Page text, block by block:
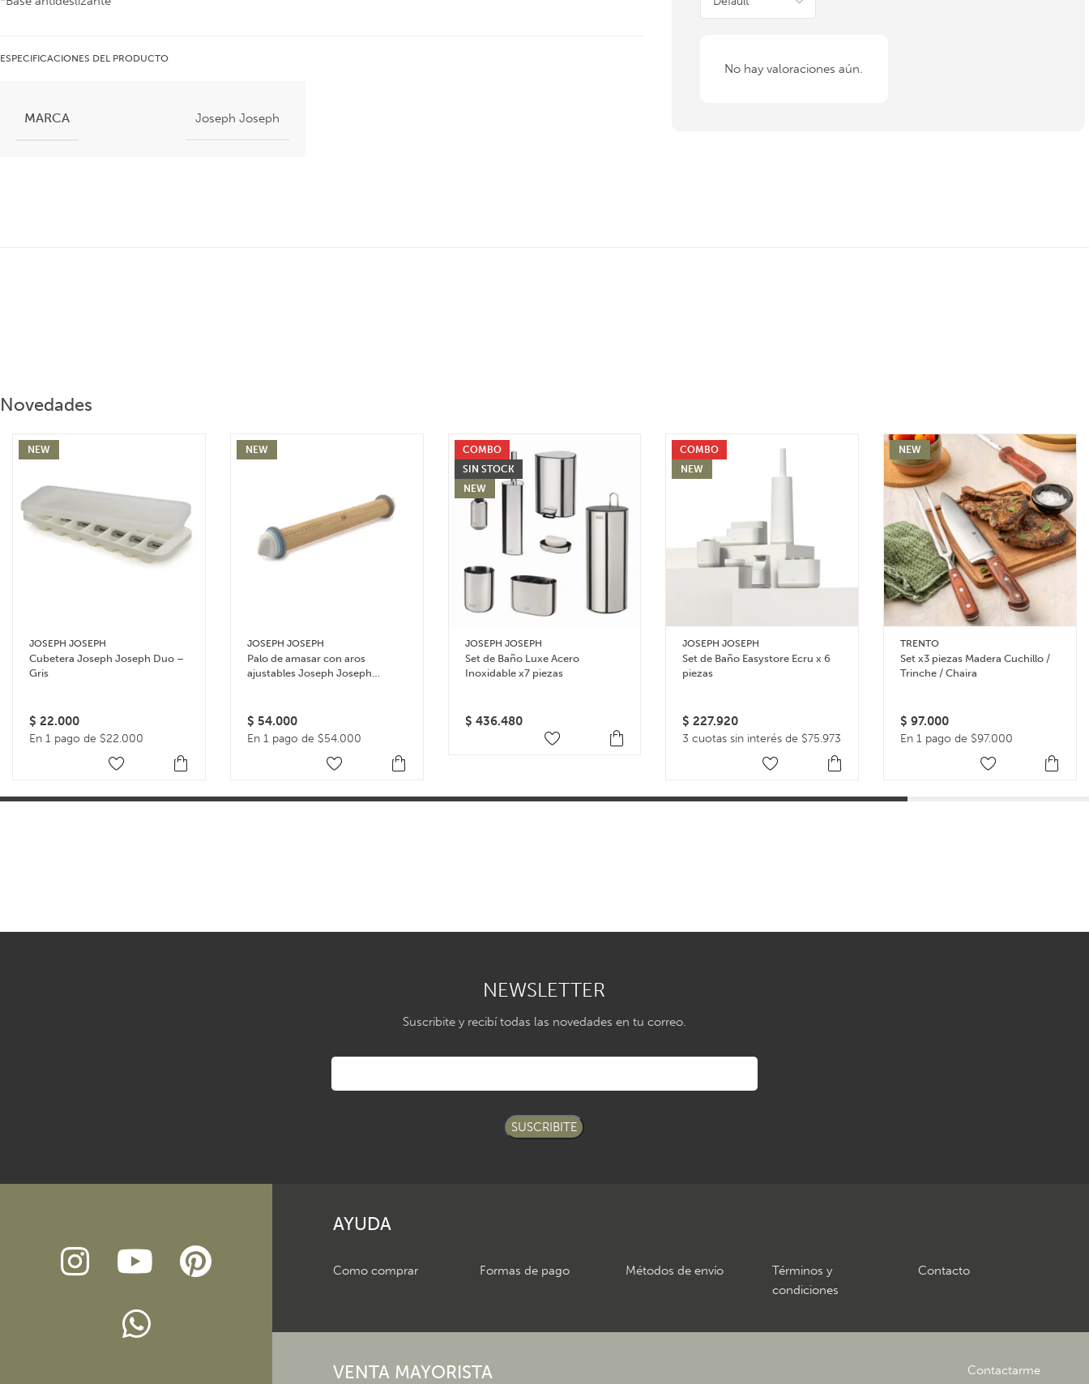
ESPECIFICACIONES DEL PRODUCTO
MARCA Joseph Joseph
No hay valoraciones aún.
Novedades
NEW
JOSEPH JOSEPH
Cubetera Joseph Joseph Duo –
Gris
$ 22.000
En 1 pago de $22.000
NEW
JOSEPH JOSEPH
Palo de amasar con aros
ajustables Joseph Joseph
$ 54.000
En 1 pago de $54.000
COMBO
SIN STOCK
NEW
JOSEPH JOSEPH
Set de Baño Luxe Acero
Inoxidable x7 piezas
$ 436.480
COMBO
NEW
JOSEPH JOSEPH
Set de Baño Easystore Ecru x 6
piezas
$ 227.920
3 cuotas sin interés de $75.973
NEW
TRENTO
Set x3 piezas Madera Cuchillo /
Trinche / Chaira
$ 97.000
En 1 pago de $97.000
NEWSLETTER
Suscribite y recibí todas las novedades en tu correo.
SUSCRIBITE
AYUDA
Como comprar Formas de pago Métodos de envío
Términos y
condiciones
Contacto
VENTA MAYORISTA Contactarme